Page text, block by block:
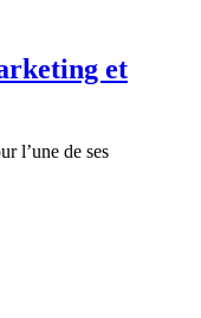
et
l’une de ses